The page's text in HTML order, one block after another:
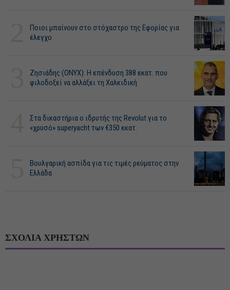
Ποιοι μπαίνουν στο στόχαστρο της Εφορίας για
έλεγχο
Ζησιάδης (ONYX): Η επένδυση 388 εκατ. που
φιλοδοξεί να αλλάξει τη Χαλκιδική
Στα δικαστήρια ο ιδρυτής της Revolut για το
«χρυσό» superyacht των €350 εκατ.
Βουλγαρική ασπίδα για τις τιμές ρεύματος στην
Ελλάδα
ΣΧΟΛΙΑ ΧΡΗΣΤΩΝ